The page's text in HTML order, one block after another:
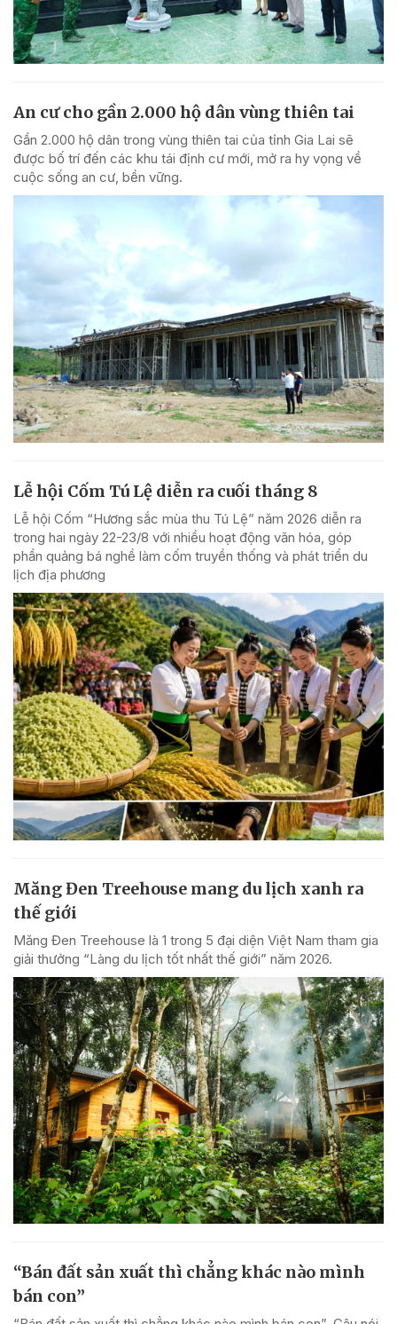
An cư cho gần 2.000 hộ dân vùng thiên tai
Gần 2.000 hộ dân trong vùng thiên tai của tỉnh Gia Lai sẽ
được bố trí đến các khu tái định cư mới, mở ra hy vọng về
cuộc sống an cư, bền vững.
Lễ hội Cốm Tú Lệ diễn ra cuối tháng 8
Lễ hội Cốm “Hương sắc mùa thu Tú Lệ” năm 2026 diễn ra
trong hai ngày 22-23/8 với nhiều hoạt động văn hóa, góp
phần quảng bá nghề làm cốm truyền thống và phát triển du
lịch địa phương
Măng Đen Treehouse mang du lịch xanh ra
thế giới
Măng Đen Treehouse là 1 trong 5 đại diện Việt Nam tham gia
giải thưởng “Làng du lịch tốt nhất thế giới” năm 2026.
“Bán đất sản xuất thì chẳng khác nào mình
bán con”